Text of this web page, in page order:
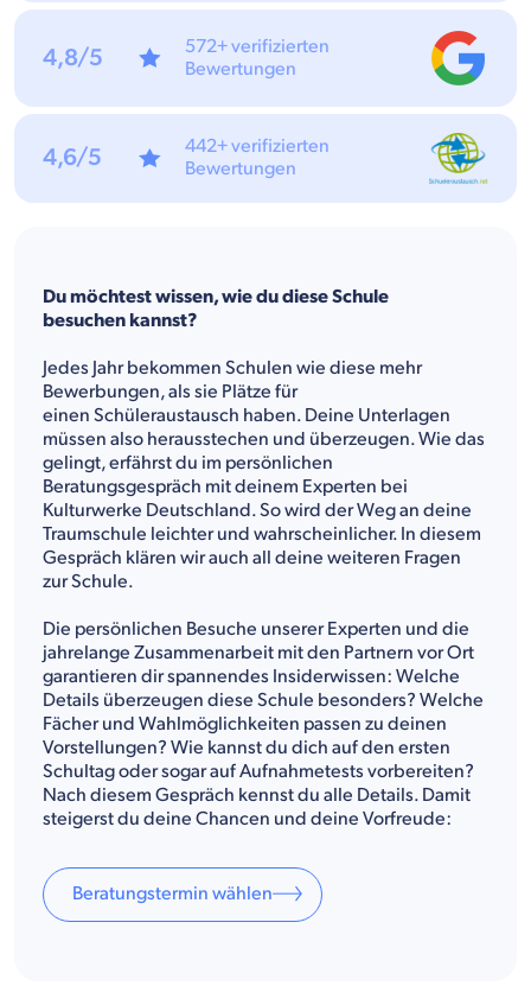
Du möchtest wissen, wie du diese Schule
besuchen kannst?
Jedes Jahr bekommen Schulen wie diese mehr
Bewerbungen, als sie Plätze für
einen Schüleraustausch haben. Deine Unterlagen
müssen also herausstechen und überzeugen. Wie das
gelingt, erfährst du im persönlichen
Beratungsgespräch mit deinem Experten bei
Kulturwerke Deutschland. So wird der Weg an deine
Traumschule leichter und wahrscheinlicher. In diesem
Gespräch klären wir auch all deine weiteren Fragen
zur Schule.
Die persönlichen Besuche unserer Experten und die
jahrelange Zusammenarbeit mit den Partnern vor Ort
garantieren dir spannendes Insiderwissen: Welche
Details überzeugen diese Schule besonders? Welche
Fächer und Wahlmöglichkeiten passen zu deinen
Vorstellungen? Wie kannst du dich auf den ersten
Schultag oder sogar auf Aufnahmetests vorbereiten?
Nach diesem Gespräch kennst du alle Details. Damit
steigerst du deine Chancen und deine Vorfreude:
Beratungstermin wählen
4,8/5
572+ verifizierten
Bewertungen
4,6/5
442+ verifizierten
Bewertungen